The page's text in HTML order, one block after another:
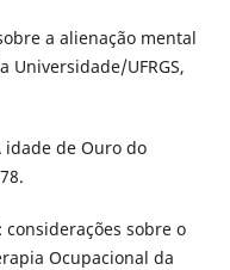
a alienação mental
Universidade/UFRGS,
idade de Ouro do
considerações sobre o
Ocupacional da